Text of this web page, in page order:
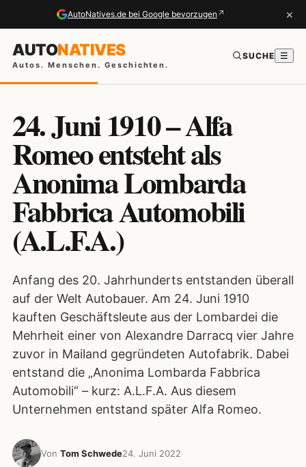
AutoNatives.de bei Google bevorzugen ↗ ×
AUTONATIVES
Autos. Menschen. Geschichten.
SUCHE ☰
24. Juni 1910 – Alfa
Romeo entsteht als
Anonima Lombarda
Fabbrica Automobili
(A.L.F.A.)
Anfang des 20. Jahrhunderts entstanden überall
auf der Welt Autobauer. Am 24. Juni 1910
kauften Geschäftsleute aus der Lombardei die
Mehrheit einer von Alexandre Darracq vier Jahre
zuvor in Mailand gegründeten Autofabrik. Dabei
entstand die „Anonima Lombarda Fabbrica
Automobili“ – kurz: A.L.F.A. Aus diesem
Unternehmen entstand später Alfa Romeo.
Von Tom Schwede24. Juni 2022